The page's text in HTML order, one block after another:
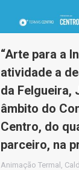
“Arte para a
atividade a
da Felgueira,
âmbito do
Centro, do
parceiro, na
Animação Termal ,